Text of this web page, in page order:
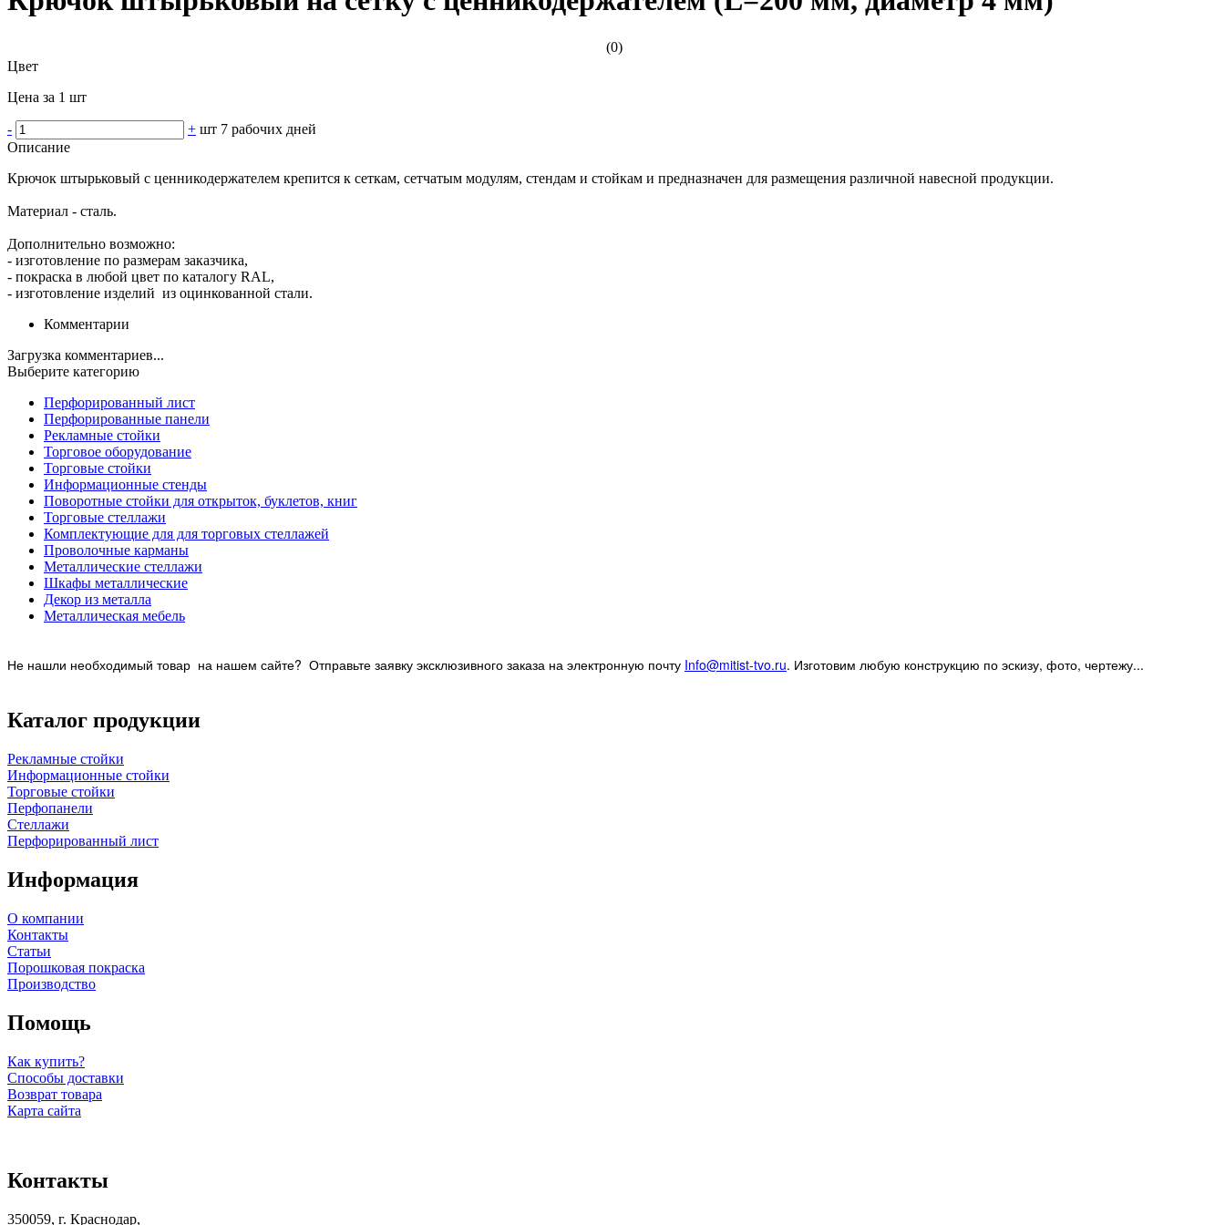
(0)
Цвет
Цена за 1 шт
- + шт 7 рабочих дней
Описание
Крючок штырьковый с ценникодержателем крепится к сеткам, сетчатым модулям, стендам и стойкам и предназначен для размещения различной навесной продукции.
Материал - сталь.
Дополнительно возможно:
- изготовление по размерам заказчика,
- покраска в любой цвет по каталогу RAL,
- изготовление изделий из оцинкованной стали.
Комментарии
Загрузка комментариев...
Выберите категорию
Перфорированный лист
Перфорированные панели
Рекламные стойки
Торговое оборудование
Торговые стойки
Информационные стенды
Поворотные стойки для открыток, буклетов, книг
Торговые стеллажи
Комплектующие для для торговых стеллажей
Проволочные карманы
Металлические стеллажи
Шкафы металлические
Декор из металла
Металлическая мебель
Не нашли необходимый товар на нашем сайте? Отправьте заявку эксклюзивного заказа на электронную почту Info@mitist-tvo.ru. Изготовим любую конструкцию по эскизу, фото, чертежу...
Каталог продукции
Рекламные стойки
Информационные стойки
Торговые стойки
Перфопанели
Стеллажи
Перфорированный лист
Информация
О компании
Контакты
Статьи
Порошковая покраска
Производство
Помощь
Как купить?
Способы доставки
Возврат товара
Карта сайта
Контакты
350059, г. Краснодар,